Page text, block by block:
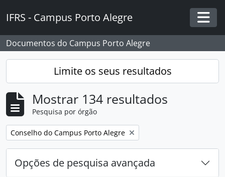
IFRS - Campus Porto Alegre
Documentos do Campus Porto Alegre
Limite os seus resultados
Mostrar 134 resultados
Pesquisa por órgão
Remover filtro:
Conselho do Campus Porto Alegre
Opções de pesquisa avançada